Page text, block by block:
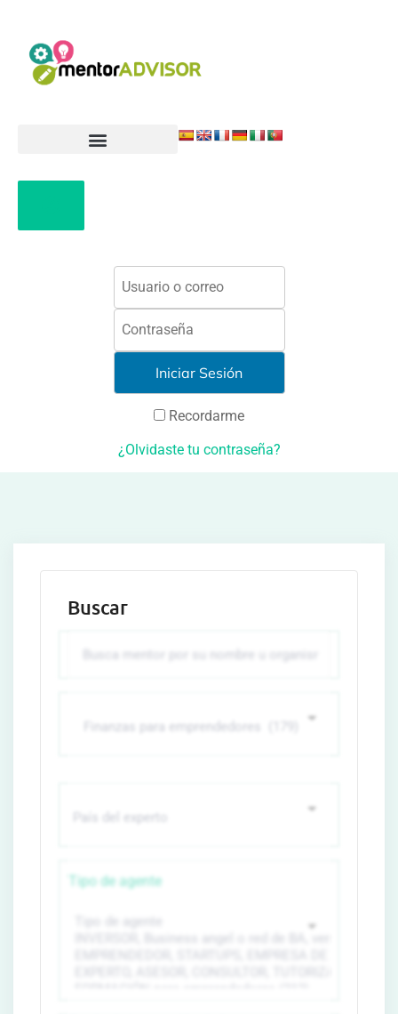
Recordarme
¿Olvidaste tu contraseña?
Buscar
Tipo de agente